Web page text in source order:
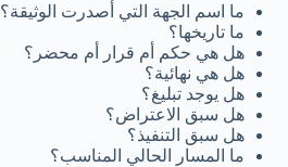
ما اسم الجهة التي أصدرت الوثيقة؟
ما تاريخها؟
هل هي حكم أم قرار أم محضر؟
هل هي نهائية؟
هل يوجد تبليغ؟
هل سبق الاعتراض؟
هل سبق التنفيذ؟
ما المسار الحالي المناسب؟